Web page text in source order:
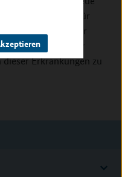
und Ursachen für
Erwachsenenalter
Strategien der
Erkrankungen zu